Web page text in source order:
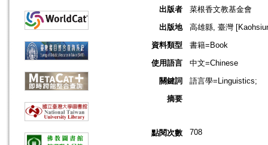
出版者
菜根香文教基金會
出版地
高雄縣, 臺灣
資料類型
書籍=Book
使用語言
中文=Chinese
關鍵詞
語言學=Linguistics;
摘要
點閱次數 708